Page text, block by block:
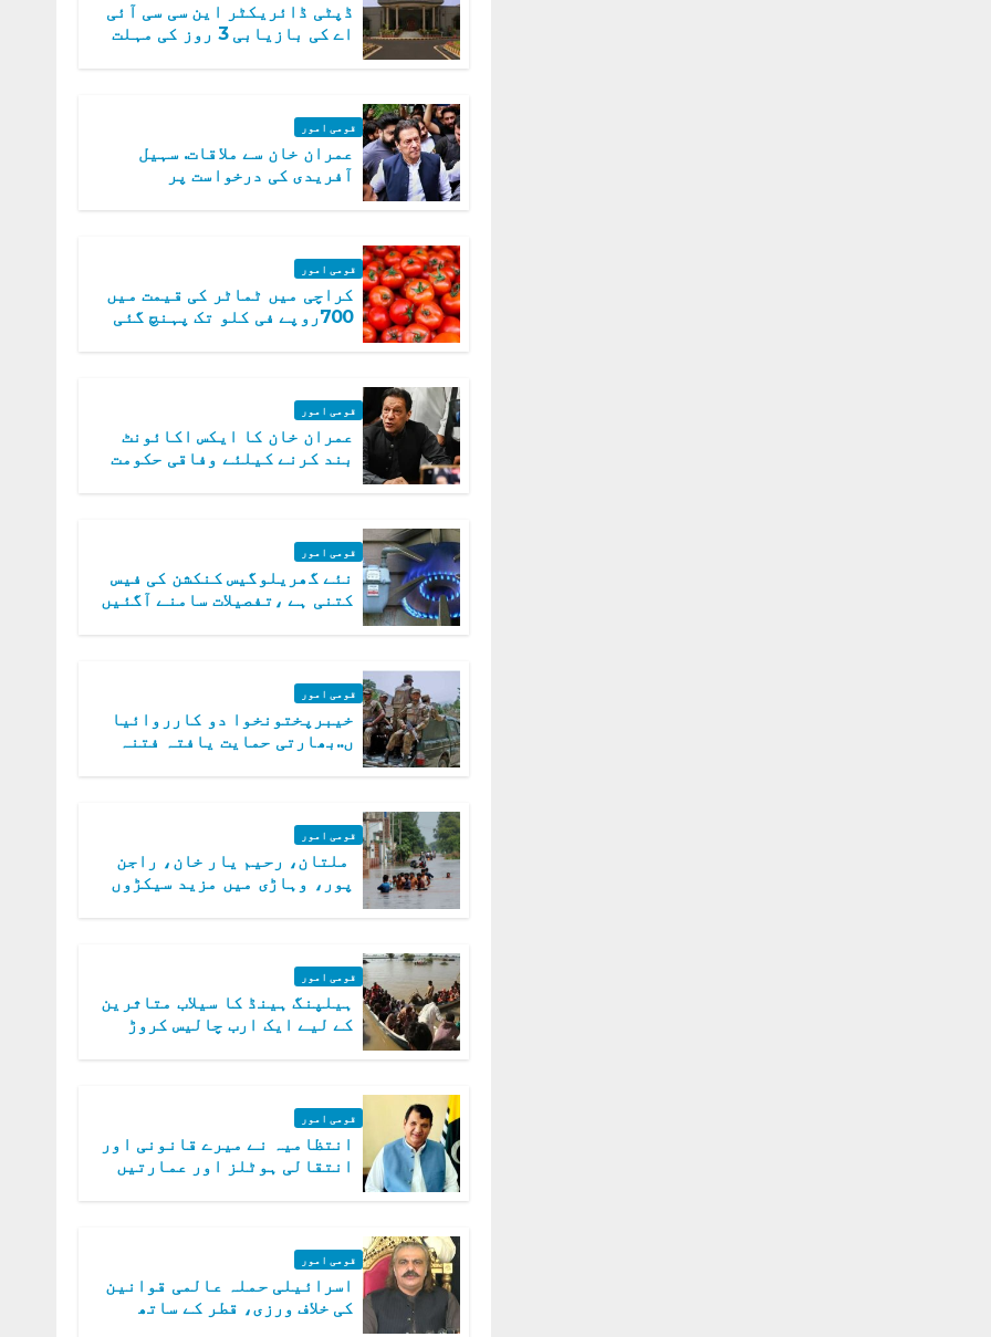
ڈپٹی ڈائریکٹر این سی سی آئی
اے کی بازیابی 3 روز کی مہلت
قومی امور
عمران خان سے ملاقات. سہیل
آفریدی کی درخواست پر
قومی امور
کراچی میں ٹماٹر کی قیمت میں
700روپے فی کلو تک پہنچ گئی
قومی امور
عمران خان کا ایکس اکائونٹ
بند کرنے کیلئے وفاقی حکومت
قومی امور
نئے گھریلوگیس کنکشن کی فیس
کتنی ہے ،تفصیلات سامنے آگئیں
قومی امور
خیبرپختونخوا دو کارروائیا
ں..بھارتی حمایت یافتہ فتنہ
قومی امور
ملتان، رحیم یار خان، راجن
پور، وہاڑی میں مزید سیکڑوں
قومی امور
ہیلپنگ ہینڈ کا سیلاب متاثرین
کے لیے ایک ارب چالیس کروڑ
قومی امور
انتظامیہ نے میرے قانونی اور
انتقالی ہوٹلز اور عمارتیں
قومی امور
اسرائیلی حملہ عالمی قوانین
کی خلاف ورزی، قطر کے ساتھ